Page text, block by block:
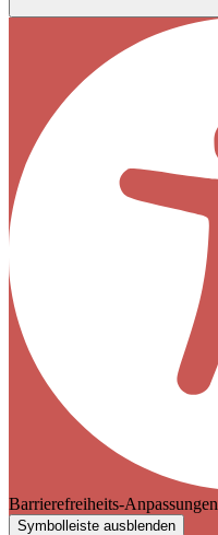
Barrierefreiheits-Anpassungen
Symbolleiste ausblenden